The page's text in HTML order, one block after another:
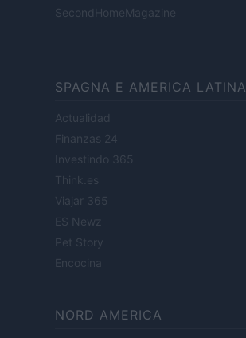
SecondHomeMagazine
SPAGNA E AMERICA LATINA
Actualidad
Finanzas 24
Investindo 365
Think.es
Viajar 365
ES Newz
Pet Story
Encocina
NORD AMERICA